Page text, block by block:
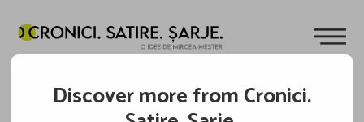
Discover more from Cronici.